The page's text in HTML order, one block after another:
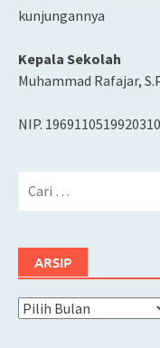
kunjungannya
Kepala Sekolah
Muhammad Rafajar,
NIP.
ARSIP
Arsip